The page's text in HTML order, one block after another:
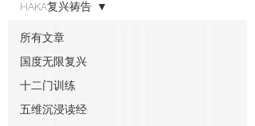
所有文章
国度无限复兴
十二门训练
五维沉浸读经
HAKA复兴祷告